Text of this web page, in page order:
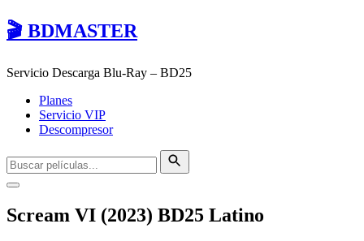
🎬 BDMASTER
Servicio Descarga Blu-Ray – BD25
Planes
Servicio VIP
Descompresor
Scream VI (2023) BD25 Latino